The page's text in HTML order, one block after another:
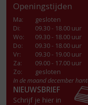
Openingstijden
Ma:
gesloten
Di:
09.30 - 18.00 uur
Wo:
09.30 - 18.00 uur
Do:
09.30 - 18.00 uur
Vr:
09.30 - 19.00 uur
Za:
09.00 - 17.00 uur
Zo:
gesloten
In de maand december
NIEUWSBRIEF
Schrijf je hier in